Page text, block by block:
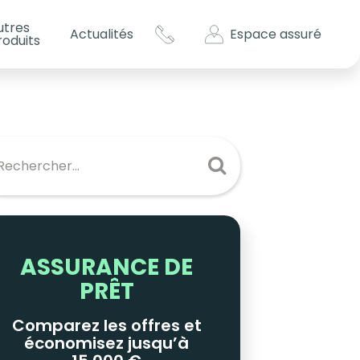
?
Actualités Espace assuré
ASSURANCE DE
PRÊT
Comparez les offres et
économisez jusqu’à